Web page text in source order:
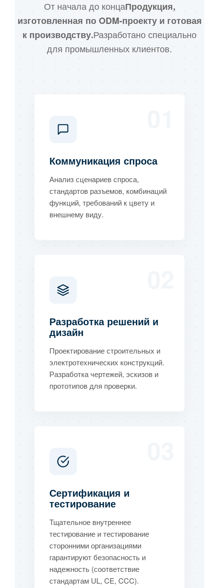
От начала до концаПродукция,
изготовленная по ODM-проекту и готовая
к производству.Разработано специально
для промышленных клиентов.
Коммуникация спроса
Анализ сценариев спроса,
стандартов разъемов, комбинаций
функций, требований к цвету и
внешнему виду.
Разработка решений и
дизайн
Проектирование строительных и
электротехнических конструкций.
Разработка чертежей, эскизов и
прототипов для проверки.
Сертификация и
тестирование
Тщательное внутреннее
тестирование и тестирование
сторонними организациями
гарантируют безопасность и
надежность (соответствие
стандартам UL, CE, CCC).